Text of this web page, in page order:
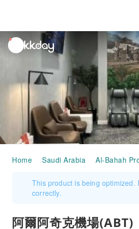
unread
notifications
Home Saudi Arabia Al-Bahah
This product is being optimized.
correctly.
阿爾阿奇克機場